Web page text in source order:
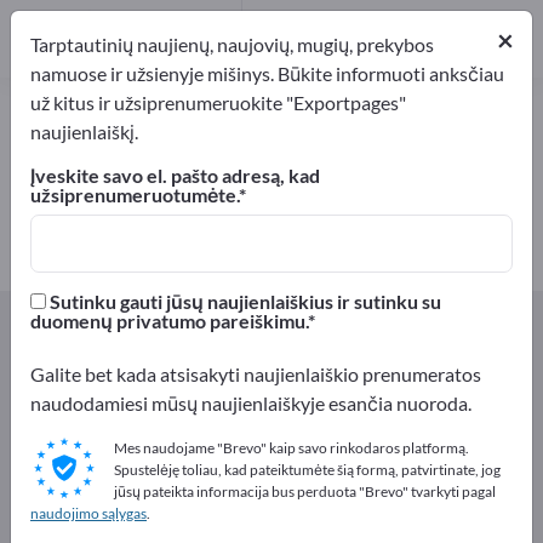
Vafliai – raskite gamintojus ir
tiekėjus
Eksportuotojai Gamintojai
2
Gamintojai
Exportpages Maistas ir gėrimai
Reklamuokitės nemokamai
Exportpages!
Poreikiai – Pasiūlymai – Naudotos prekės – Verslo
kontaktai >> pradėkite čia
×
Tarptautinių naujienų, naujovių, mugių, prekybos
namuose ir užsienyje mišinys. Būkite informuoti anksčiau
už kitus ir užsiprenumeruokite "Exportpages"
naujienlaiškį.
Įveskite savo el. pašto adresą, kad
užsiprenumeruotumėte.
Sutinku gauti jūsų naujienlaiškius ir sutinku su
duomenų privatumo pareiškimu.
Galite bet kada atsisakyti naujienlaiškio prenumeratos
naudodamiesi mūsų naujienlaiškyje esančia nuoroda.
Mes naudojame "Brevo" kaip savo rinkodaros platformą.
Spustelėję toliau, kad pateiktumėte šią formą, patvirtinate, jog
jūsų pateikta informacija bus perduota "Brevo" tvarkyti pagal
naudojimo sąlygas.